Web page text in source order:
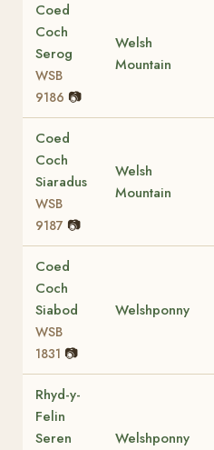
Coed
Coch
Serog
WSB
9186 📷
Welsh
Mountain
Coed
Coch
Siaradus
WSB
9187 📷
Welsh
Mountain
Coed
Coch
Siabod
WSB
1831 📷
Welshponny
Rhyd-y-
Felin
Seren
Welshponny